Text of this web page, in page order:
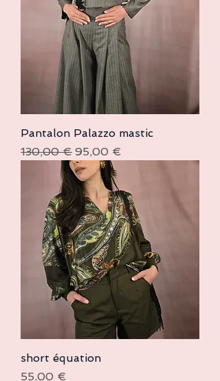
Pantalon Palazzo mastic
Prix original
130,00 € Prix promotionnel
95,00 €
short équation
Prix
55,00 €